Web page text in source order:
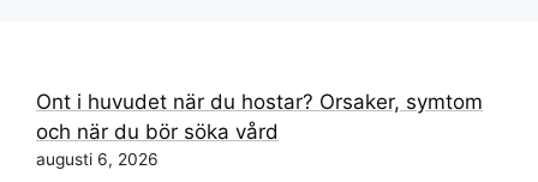
Ont i huvudet när du hostar? Orsaker, symtom
och när du bör söka vård
augusti 6, 2026